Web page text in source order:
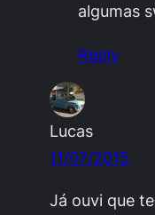
algumas
Reply
Lucas
11/07/2015
Já ouvi que